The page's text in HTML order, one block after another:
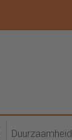
Duurzaamheid